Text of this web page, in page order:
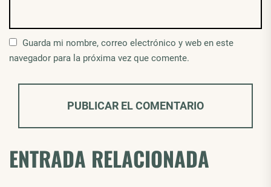
Guarda mi nombre, correo electrónico y web en este
navegador para la próxima vez que comente.
ENTRADA RELACIONADA